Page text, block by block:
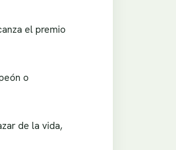
el premio
o
de la vida,